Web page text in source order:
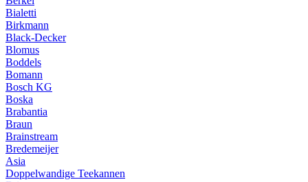
Bialetti
Birkmann
Black-Decker
Blomus
Boddels
Bomann
Bosch KG
Boska
Brabantia
Braun
Brainstream
Bredemeijer
Asia
Doppelwandige Teekannen